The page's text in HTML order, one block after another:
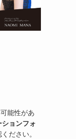
能性があ
ションフォ
ださい。